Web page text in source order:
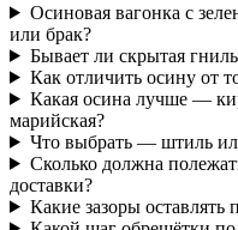
Осиновая вагонка с
или брак?
Бывает ли скрытая
Как отличить осину от
Какая осина лучше —
марийская?
Что выбрать — штиль
Сколько должна
доставки?
Какие зазоры